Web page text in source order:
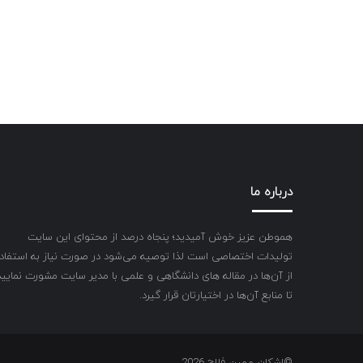
درباره ما
هموطن عزیز خوش آمیدید؛ پنجاه درصد از محتوای این سایت
تولیدات اختصاصی است لذا توصیه می‌شود در صورت نیاز به
از آن‌ها در مقاله های دانشگاهی و علمی با مدیر سایت مشورت
تا منابع آن‌ها در اختیارتان قرار گیرد.